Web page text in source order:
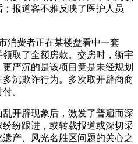
报道客不雅反映了医护人员
费者正在某楼盘看中一套
取了全额房款。交房时，衡宇
严沉的是该项目竟是未经规划
沉欺诈行为。多次取开辟商商
。
开辟现象后，激发了普遍而深
纷跟进，或转载报道或深切采
产、风光名胜区问题的关心之